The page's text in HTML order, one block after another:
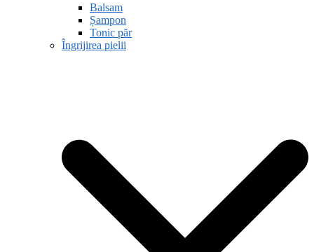
Balsam
Șampon
Tonic păr
Îngrijirea pielii